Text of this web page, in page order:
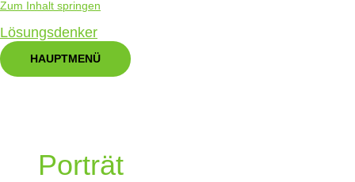
Zum Inhalt springen
Lösungsdenker
HAUPTMENÜ
Porträt